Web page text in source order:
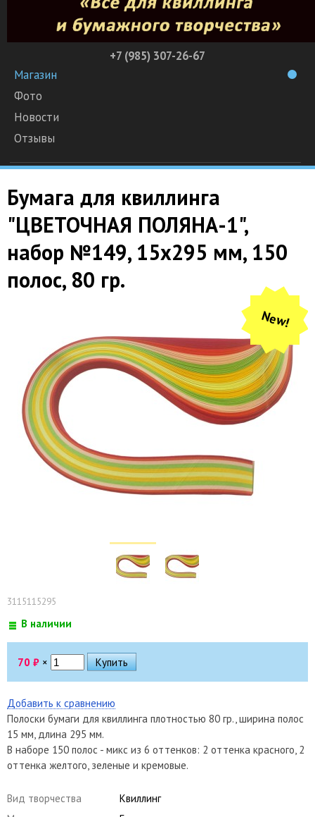
+7 (985) 307-26-67
Магазин
Фото
Новости
Отзывы
Бумага для квиллинга
"ЦВЕТОЧНАЯ ПОЛЯНА-1",
набор №149, 15х295 мм, 150
полос, 80 гр.
New!
3115115295
В наличии
70 ₽ ×
Добавить к сравнению
Полоски бумаги для квиллинга плотностью 80 гр., ширина полос
15 мм, длина 295 мм.
В наборе 150 полос - микс из 6 оттенков: 2 оттенка красного, 2
оттенка желтого, зеленые и кремовые.
Вид творчества
Квиллинг